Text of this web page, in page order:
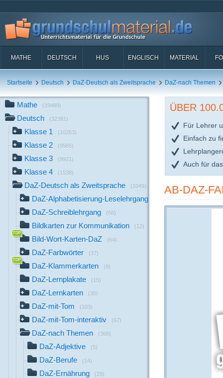
MATHE DEUTSCH HUS ENGLISCH MATERIAL
Startseite Deutsch DaZ-Deutsch als Zweitsprache DaZ-nach Themen
Mathe (19489)
Deutsch (32381)
Klasse 1 (10263)
Klasse 2 (9565)
Klasse 3 (9921)
Klasse 4 (1538)
DaZ-Deutsch als Zweitsprache (1049)
DaZ-Alphabetisierung-Leselehrgang (250)
DaZ-Schreiblehrgang (56)
Bildkarten zur Kommunikation (12)
Bild-Wort-Karten-DaZ (64)
DaZ-Farbwörter (37)
DaZ-Klammerkarten (8)
DaZ-Lernplakate (15)
DaZ-Lernkarten (30)
DaZ-mit-Tom (103)
DaZ-mit-Tom-interaktiv (67)
DaZ-nach Themen (368)
DaZ-Adjektive (5)
DaZ-Berufe (14)
DaZ-Ernährung (29)
ÜBER
Für Lehrer
Einfach zu
Auch für
AB-DAZ-